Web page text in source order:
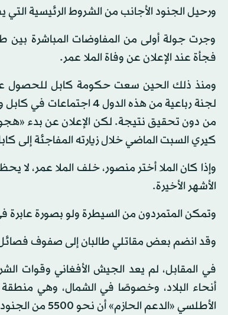
ورحيل الجنود الأجانب من الشروط الرئيسية
وجرت جولة أولى من المفاوضات المباشرة بين
فجأة عند الإعلان عن وفاة الملا عمر.
ومنذ ذلك الحين سعت حكومة كابل للحصول على
لجنة رباعية من هذه
من دون تحقيق نتيجة. لكن الإعلان عن بدء «هجوم
كيري السبت الماضي خلال زيارته المفاجئة إلى
وإذا كان الملا أختر منصور، خلف الملا عمر، لا
الأشهر الأخيرة.
وتمكن المتمردون من السيطرة ولو بصورة عابرة
وقد انضم بعض مقاتلي طالبان إلى صفوف
في المقابل، لم يعد الجيش الأفغاني
أنحاء البلاد، وخصوصًا في الشمال، وهي
الأطلسي «الدعم الحازم» أن نحو 5500 من الجنود والشرطة الأفغانية قتلوا العام الماضي.